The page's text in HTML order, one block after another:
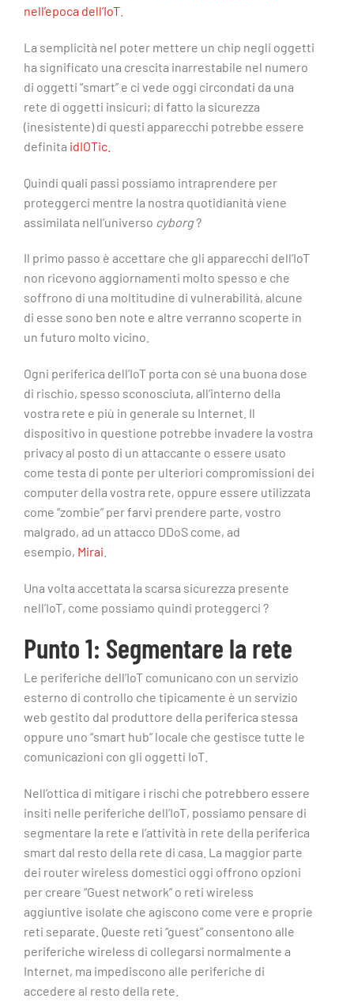
nell’epoca dell’IoT
La semplicità nel poter mettere un chip negli oggetti
ha significato una crescita inarrestabile nel numero
di oggetti “smart” e ci vede oggi circondati da una
rete di oggetti insicuri; di fatto la sicurezza
(inesistente) di questi apparecchi potrebbe essere
definita idIOTic.
Quindi quali passi possiamo intraprendere per
proteggerci mentre la nostra quotidianità viene
assimilata nell’universo cyborg?
Il primo passo è accettare che gli apparecchi dell’IoT
non ricevono aggiornamenti molto spesso e che
soffrono di una moltitudine di vulnerabilità, alcune
di esse sono ben note e altre verranno scoperte in
un futuro molto vicino.
Ogni periferica dell’IoT porta con sé una buona dose
di rischio, spesso sconosciuta, all’interno della
vostra rete e più in generale su Internet. Il
dispositivo in questione potrebbe invadere la vostra
privacy al posto di un attaccante o essere usato
come testa di ponte per ulteriori compromissioni dei
computer della vostra rete, oppure essere utilizzata
come “zombie” per farvi prendere parte, vostro
malgrado, ad un attacco DDoS come, ad
esempio, Mirai
Una volta accettata la scarsa sicurezza presente
nell’IoT, come possiamo quindi proteggerci ?
Punto 1: Segmentare la rete
Le periferiche dell’IoT comunicano con un servizio
esterno di controllo che tipicamente è un servizio
web gestito dal produttore della periferica stessa
oppure uno “smart hub” locale che gestisce tutte le
comunicazioni con gli oggetti IoT.
Nell’ottica di mitigare i rischi che potrebbero essere
insiti nelle periferiche dell’IoT, possiamo pensare di
segmentare la rete e l’attività in rete della periferica
smart dal resto della rete di casa. La maggior parte
dei router wireless domestici oggi offrono opzioni
per creare “Guest network” o reti wireless
aggiuntive isolate che agiscono come vere e proprie
reti separate. Queste reti “guest” consentono alle
periferiche wireless di collegarsi normalmente a
Internet, ma impediscono alle periferiche di
accedere al resto della rete.